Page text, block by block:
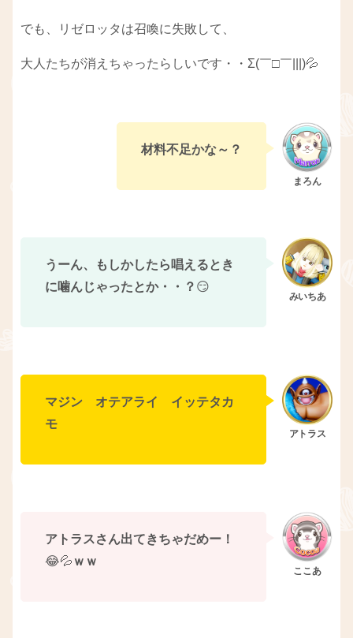
でも、リゼロッタは召喚に失敗して、
大人たちが消えちゃったらしいです・・Σ(￣□￣|||)💦
材料不足かな～？
うーん、もしかしたら唱えるとき
に噛んじゃったとか・・？ 😏
マジン オテアライ イッテタカ
モ
アトラスさん出てきちゃだめー！
😂💦 ｗｗ